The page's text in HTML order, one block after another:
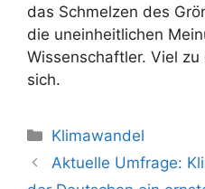
das Schmelzen des
die uneinheitlichen
Wissenschaftler. Viel
sich.
Kategorien
Klimawandel
Beitrags-
Navigation
Aktuelle Umfrage: